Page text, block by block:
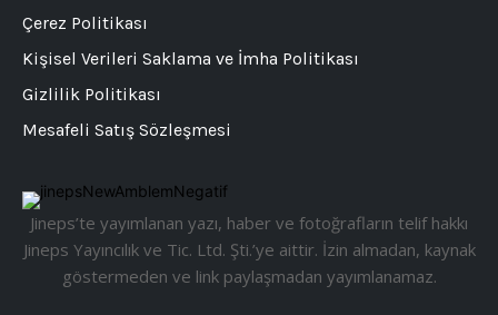
Jineps’te yayımlanan yazı, haber ve fotoğrafların telif hakkı
Jineps Yayıncılık ve Tic. Ltd. Şti.’ye aittir. İzin almadan, kaynak
göstermeden ve link paylaşmadan yayımlanamaz.
Çerez Politikası
Kişisel Verileri Saklama ve İmha Politikası
Gizlilik Politikası
Mesafeli Satış Sözleşmesi